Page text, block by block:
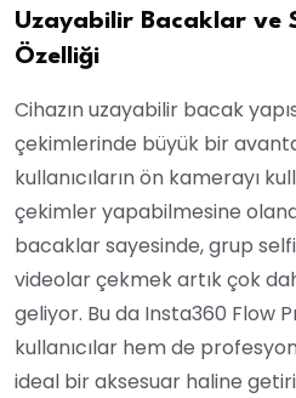
Uzayabilir Bacaklar ve
Özelliği
Cihazın uzayabilir bacak
çekimlerinde büyük bir
kullanıcıların ön kamerayı
çekimler yapabilmesine
bacaklar sayesinde, grup
videolar çekmek artık çok
geliyor. Bu da Insta360 Flow
kullanıcılar hem de
ideal bir aksesuar haline